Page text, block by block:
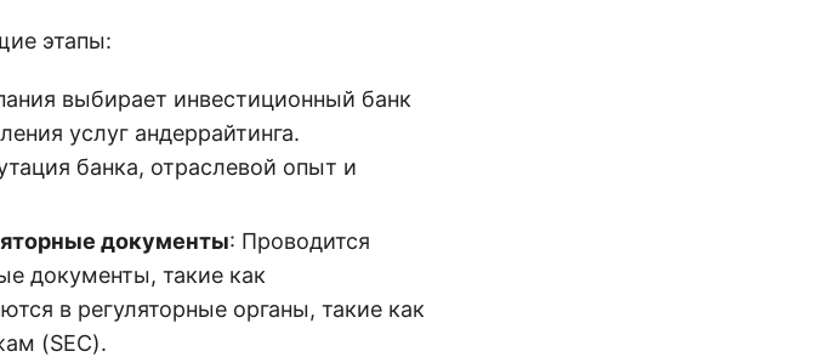
этапы:
выбирает инвестиционный банк
услуг андеррайтинга.
банка, отраслевой опыт и
документы: Проводится
документы, такие как
в регуляторные органы, такие как
(SEC).